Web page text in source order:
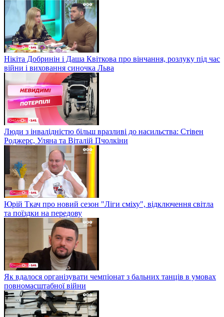
Нікіта Добринін і Даша Квіткова про вінчання, розлуку під час
війни і виховання синочка Льва
Люди з інвалідністю більш вразливі до насильства: Стівен
Роджерс, Уляна та Віталій Пчолкіни
Юрій Ткач про новий сезон "Ліги сміху", відключення світла
та поїздки на передову
Як вдалося організувати чемпіонат з бальних танців в умовах
повномасштабної війни